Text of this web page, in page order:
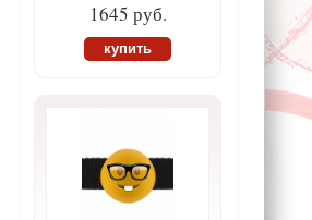
1645 руб.
купить